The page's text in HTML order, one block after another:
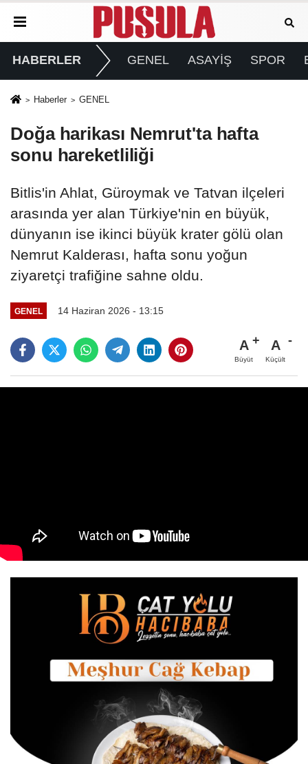
HABERLER GENEL ASAYİŞ SPOR
Haberler GENEL
Doğa harikası Nemrut'ta hafta
sonu hareketliliği
Bitlis'in Ahlat, Güroymak ve Tatvan ilçeleri
arasında yer alan Türkiye'nin en büyük,
dünyanın ise ikinci büyük krater gölü olan
Nemrut Kalderası, hafta sonu yoğun
ziyaretçi trafiğine sahne oldu.
GENEL 14 Haziran 2026 - 13:15
A
Büyüt
A
Küçült